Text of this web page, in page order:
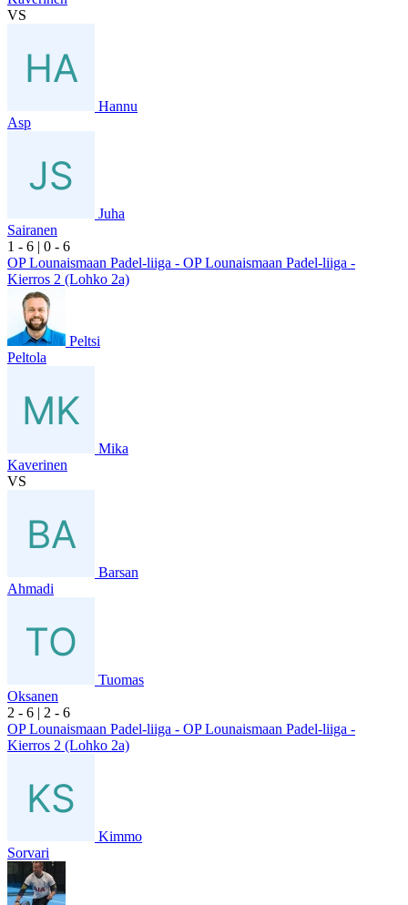
VS
Hannu
Asp
Juha
Sairanen
1 - 6 | 0 - 6
OP Lounaismaan Padel-liiga - OP Lounaismaan Padel-liiga -
Kierros 2 (Lohko 2a)
Peltsi
Peltola
Mika
Kaverinen
VS
Barsan
Ahmadi
Tuomas
Oksanen
2 - 6 | 2 - 6
OP Lounaismaan Padel-liiga - OP Lounaismaan Padel-liiga -
Kierros 2 (Lohko 2a)
Kimmo
Sorvari